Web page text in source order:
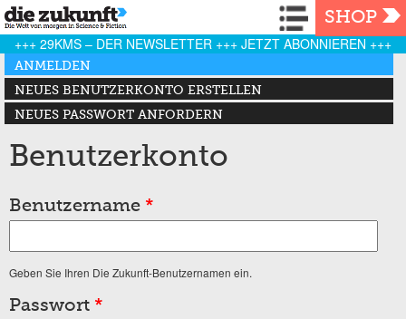
Navigation
SHOP
+++ 29KMS – DER NEWSLETTER +++ JETZT ABONNIEREN +++
Haupt-Reiter
ANMELDEN
(AKTIVER REITER)
NEUES BENUTZERKONTO ERSTELLEN
NEUES PASSWORT ANFORDERN
Benutzerkonto
Benutzername *
Geben Sie Ihren Die Zukunft-Benutzernamen ein.
Passwort *